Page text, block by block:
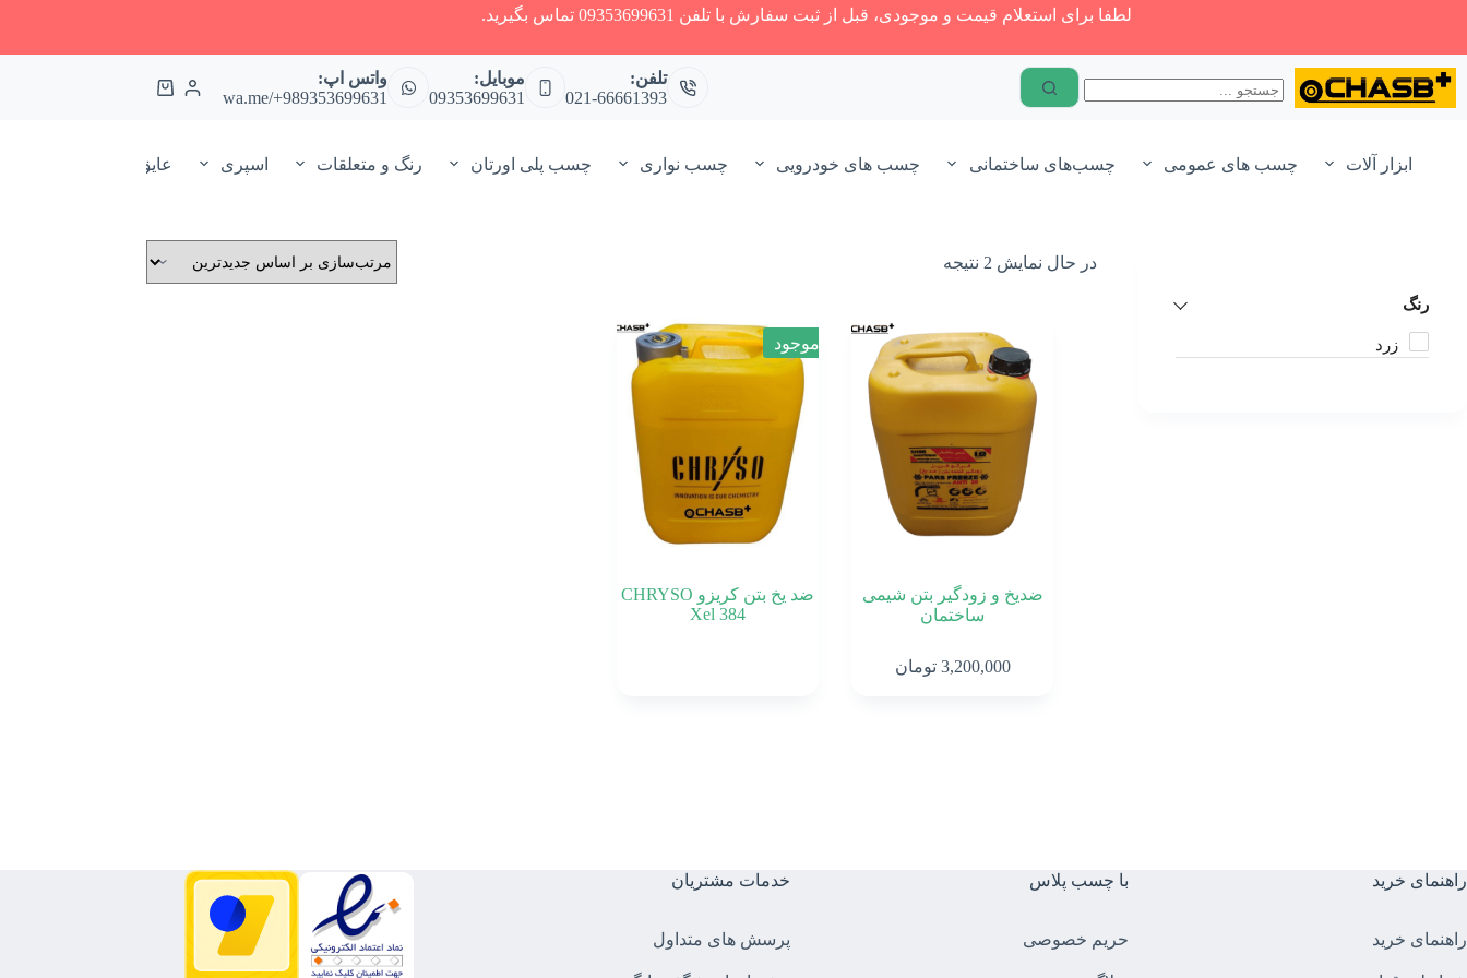
محتوا
لطفا برای استعلام قیمت و موجودی، قبل از ثبت سفارش با تلفن 09353699631 تماس بگیرید.
تلفن:
021-66661393
موبایل:
09353699631
واتس اپ:
wa.me/+989353699631
سبد
ابزار آلات چسب های عمومی چسب‌های ساختمانی چسب های خودرویی چسب نواری چسب پلی اورتان رنگ و متعلقات اسپری عایق و آب گریز و آب بند
در حال نمایش 2 نتیجه
مرتب‌سازی
جدیدترین
ضدیخ و زودگیر بتن شیمی
ساختمان
3,200,000 تومان
ناموجود
ضد یخ بتن کریزو CHRYSO
Xel 384
رنگ
زرد
راهنمای خرید
راهنمای خرید
با چسب پلاس
حریم خصوصی
خدمات مشتریان
پرسش های متداول